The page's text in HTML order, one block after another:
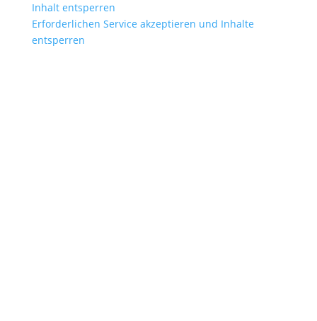
Inhalt entsperren
Erforderlichen Service akzeptieren und Inhalte
entsperren